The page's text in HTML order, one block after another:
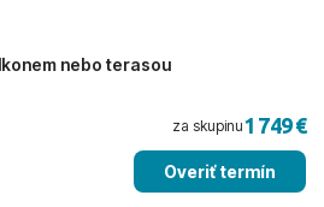
nebo terasou
za skupinu1 749 €
Overiť termín